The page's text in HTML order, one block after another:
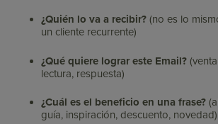
¿Quién lo va a recibir? (no es lo
un cliente recurrente)
¿Qué quiere lograr este Email?
lectura, respuesta)
¿Cuál es el beneficio en una frase?
guía, inspiración, descuento, novedad)